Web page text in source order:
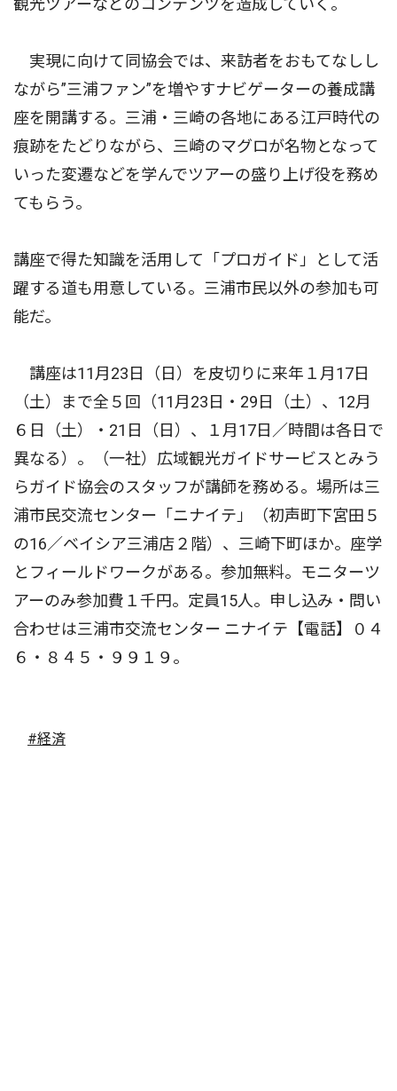
観光ツアーなどのコンテンツを造成していく。
実現に向けて同協会では、来訪者をおもてなしし
ながら”三浦ファン”を増やすナビゲーターの養成講
座を開講する。三浦・三崎の各地にある江戸時代の
痕跡をたどりながら、三崎のマグロが名物となって
いった変遷などを学んでツアーの盛り上げ役を務め
てもらう。
講座で得た知識を活用して「プロガイド」として活
躍する道も用意している。三浦市民以外の参加も可
能だ。
講座は11月23日（日）を皮切りに来年１月17日
（土）まで全５回（11月23日・29日（土）、12月
６日（土）・21日（日）、１月17日／時間は各日で
異なる）。（一社）広域観光ガイドサービスとみう
らガイド協会のスタッフが講師を務める。場所は三
浦市民交流センター「ニナイテ」（初声町下宮田５
の16／ベイシア三浦店２階）、三崎下町ほか。座学
とフィールドワークがある。参加無料。モニターツ
アーのみ参加費１千円。定員15人。申し込み・問い
合わせは三浦市交流センター ニナイテ【電話】０４
６・８４５・９９１９。
#経済